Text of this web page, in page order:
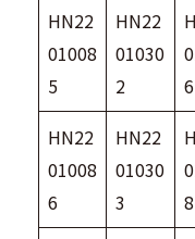
HN22
01008
5
HN22
01030
2
HN22
01008
6
HN22
01030
3